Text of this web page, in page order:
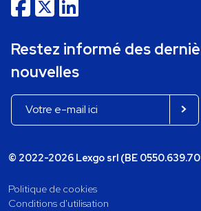
Restez informé des
nouvelles
© 2022-2026 Lexgo srl (BE
Politique de cookies
Conditions d'utilisation